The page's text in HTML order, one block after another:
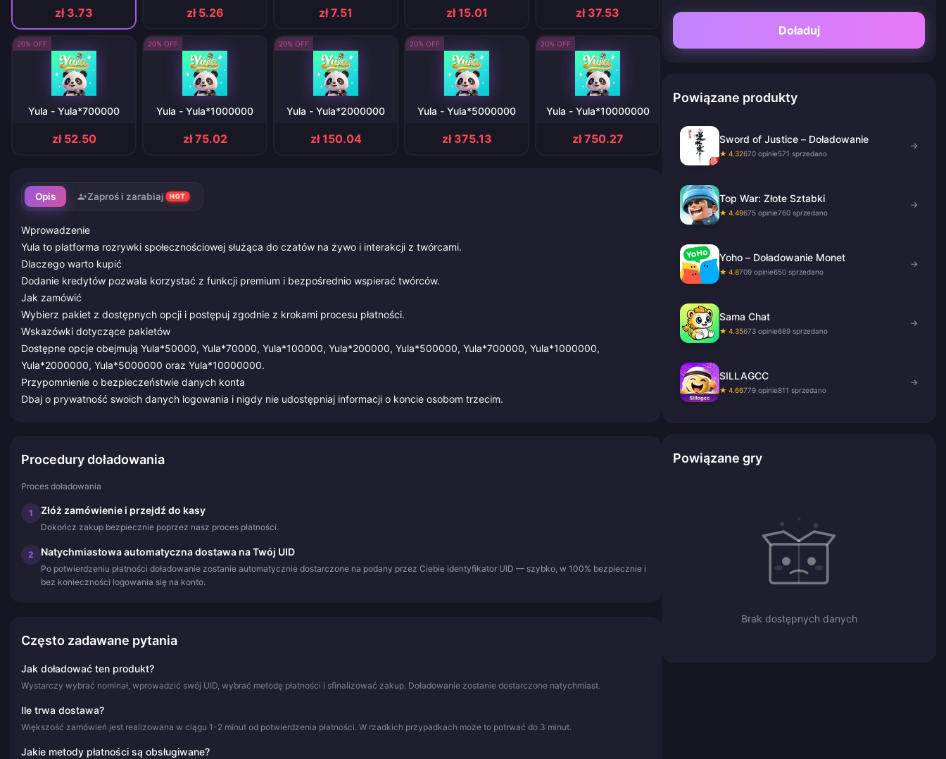
zł 3.73 zł 5.26 zł 7.51 zł 15.01 zł 37.53
20% OFF
Yula - Yula*700000
zł 52.50
20% OFF
Yula - Yula*1000000
zł 75.02
20% OFF
Yula - Yula*2000000
zł 150.04
20% OFF
Yula - Yula*5000000
zł 375.13
20% OFF
Yula - Yula*10000000
zł 750.27
Opis Zaproś i zarabiaj HOT
Wprowadzenie
Yula to platforma rozrywki społecznościowej służąca do czatów na żywo i interakcji z twórcami.
Dlaczego warto kupić
Dodanie kredytów pozwala korzystać z funkcji premium i bezpośrednio wspierać twórców.
Jak zamówić
Wybierz pakiet z dostępnych opcji i postępuj zgodnie z krokami procesu płatności.
Wskazówki dotyczące pakietów
Dostępne opcje obejmują Yula*50000, Yula*70000, Yula*100000, Yula*200000, Yula*500000, Yula*700000, Yula*1000000,
Yula*2000000, Yula*5000000 oraz Yula*10000000.
Przypomnienie o bezpieczeństwie danych konta
Dbaj o prywatność swoich danych logowania i nigdy nie udostępniaj informacji o koncie osobom trzecim.
Procedury doładowania
Proces doładowania
1 Złóż zamówienie i przejdź do kasy
Dokończ zakup bezpiecznie poprzez nasz proces płatności.
2 Natychmiastowa automatyczna dostawa na Twój UID
Po potwierdzeniu płatności doładowanie zostanie automatycznie dostarczone na podany przez Ciebie identyfikator UID — szybko, w 100% bezpiecznie i
bez konieczności logowania się na konto.
Często zadawane pytania
Jak doładować ten produkt?
Wystarczy wybrać nominał, wprowadzić swój UID, wybrać metodę płatności i sfinalizować zakup. Doładowanie zostanie dostarczone natychmiast.
Ile trwa dostawa?
Większość zamówień jest realizowana w ciągu 1-2 minut od potwierdzenia płatności. W rzadkich przypadkach może to potrwać do 3 minut.
Jakie metody płatności są obsługiwane?
Doładuj
Powiązane produkty
Sword of Justice – Doładowanie
★ 4.32670 opinie571 sprzedano
→
Top War: Złote Sztabki
★ 4.49675 opinie760 sprzedano
→
Yoho – Doładowanie Monet
★ 4.8709 opinie650 sprzedano
→
Sama Chat
★ 4.35673 opinie689 sprzedano
→
SILLAGCC
★ 4.66779 opinie811 sprzedano
→
Powiązane gry
Brak dostępnych danych